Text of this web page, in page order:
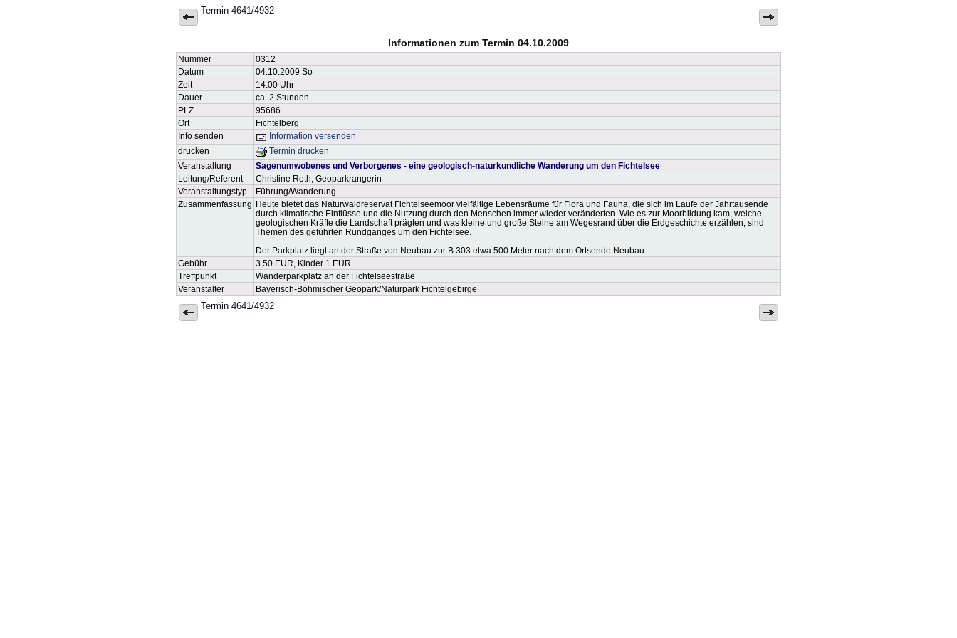
Termin 4641/4932
Informationen zum Termin 04.10.2009
Nummer
0312
Datum
04.10.2009 So
Zeit
14:00 Uhr
Dauer
ca. 2 Stunden
PLZ
95686
Ort
Fichtelberg
Info senden
Information versenden
drucken
Termin drucken
Veranstaltung
Sagenumwobenes und Verborgenes - eine geologisch-naturkundliche Wanderung um den Fichtelsee
Leitung/Referent
Christine Roth, Geoparkrangerin
Veranstaltungstyp
Führung/Wanderung
Zusammenfassung Heute bietet das Naturwaldreservat Fichtelseemoor vielfältige Lebensräume für Flora und Fauna, die sich im Laufe der Jahrtausende
durch klimatische Einflüsse und die Nutzung durch den Menschen immer wieder veränderten. Wie es zur Moorbildung kam, welche
geologischen Kräfte die Landschaft prägten und was kleine und große Steine am Wegesrand über die Erdgeschichte erzählen, sind
Themen des geführten Rundganges um den Fichtelsee.
Der Parkplatz liegt an der Straße von Neubau zur B 303 etwa 500 Meter nach dem Ortsende Neubau.
Gebühr
3.50 EUR, Kinder 1 EUR
Treffpunkt
Wanderparkplatz an der Fichtelseestraße
Veranstalter
Bayerisch-Böhmischer Geopark/Naturpark Fichtelgebirge
Termin 4641/4932